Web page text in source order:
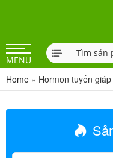
MENU
Home » Hormon tuyến giáp